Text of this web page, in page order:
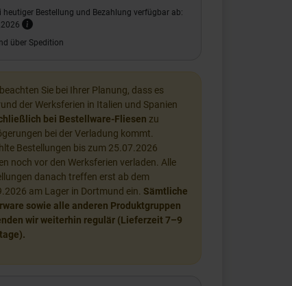
heutiger Bestellung und Bezahlung verfügbar ab:
über Spedition
Sie bei Ihrer Planung, dass es
der Werksferien in Italien und Spanien
bei Bestellware-Fliesen zu
bei der Verladung kommt.
Bestellungen bis zum 25.07.2026
noch vor den Werksferien verladen. Alle
danach treffen erst ab dem
am Lager in Dortmund ein. Sämtliche
sowie alle anderen Produktgruppen
wir weiterhin regulär (Lieferzeit 7–9